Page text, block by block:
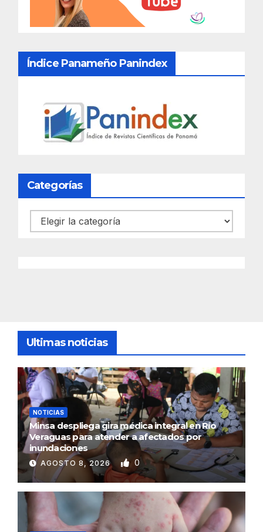
Índice Panameño Panindex
Categorías
Categorías
Ultimas noticias
NOTICIAS
Minsa despliega gira médica integral en Río
Veraguas para atender a afectados por
inundaciones
AGOSTO 8, 2026 0